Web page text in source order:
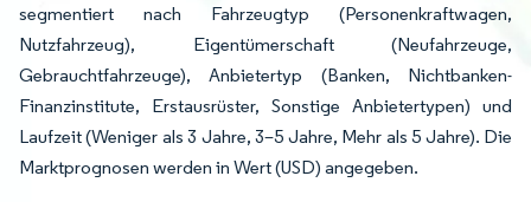
segmentiert nach Fahrzeugtyp (Personenkraftwagen,
Nutzfahrzeug), Eigentümerschaft (Neufahrzeuge,
Gebrauchtfahrzeuge), Anbietertyp (Banken, Nichtbanken-
Finanzinstitute, Erstausrüster, Sonstige Anbietertypen) und
Laufzeit (Weniger als 3 Jahre, 3–5 Jahre, Mehr als 5 Jahre). Die
Marktprognosen werden in Wert (USD) angegeben.